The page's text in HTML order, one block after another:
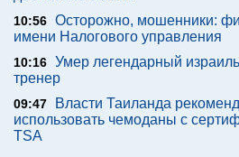
10:56 Осторожно, мошенники:
имени Налогового управления
10:16 Умер легендарный
тренер
09:47
Власти Таиланда
использовать чемоданы с
TSA